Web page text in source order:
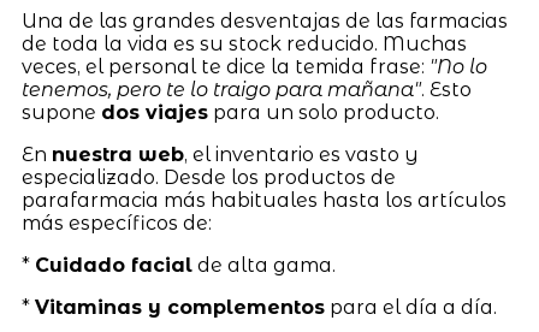
Una de las grandes desventajas de las farmacias
de toda la vida es su stock reducido. Muchas
veces, el personal te dice la temida frase: "No lo
tenemos, pero te lo traigo para mañana". Esto
supone dos viajespara un solo producto.
En nuestra web, el inventario es vasto y
especializado. Desde los productos de
parafarmacia más habituales hasta los artículos
más específicos de:
* Cuidado facialde alta gama.
* Vitaminas y complementospara el día a día.